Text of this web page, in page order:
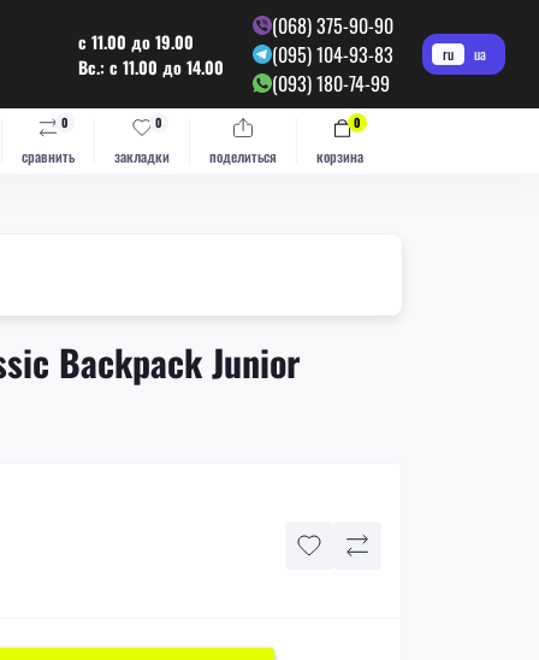
с 11.00 до 19.00
Вс.: с 11.00 до 14.00
(068) 375-90-90
(095) 104-93-83
(093) 180-74-99
ru ua
сравнить
0
закладки
0
поделиться корзина
0
Backpack Junior